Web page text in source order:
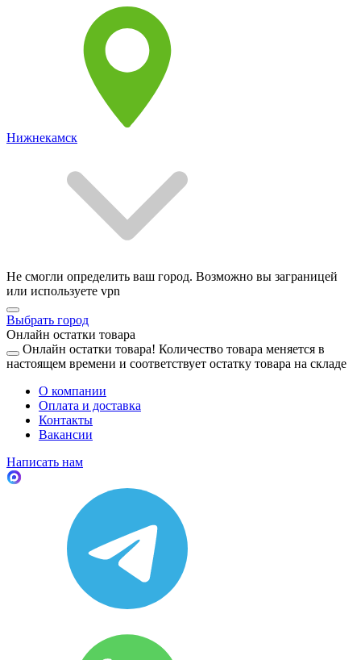
Нижнекамск
Не смогли определить ваш город. Возможно вы заграницей
или используете vpn
Выбрать город
Онлайн остатки товара
Онлайн остатки товара! Количество товара меняется в
настоящем времени и соответствует остатку товара на складе
О компании
Оплата и доставка
Контакты
Вакансии
Написать нам